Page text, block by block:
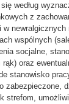
według
z
w newralgicznych
wspólnych
socjalne,
rąk) oraz
stanowisko
zabezpieczone,
strefom,